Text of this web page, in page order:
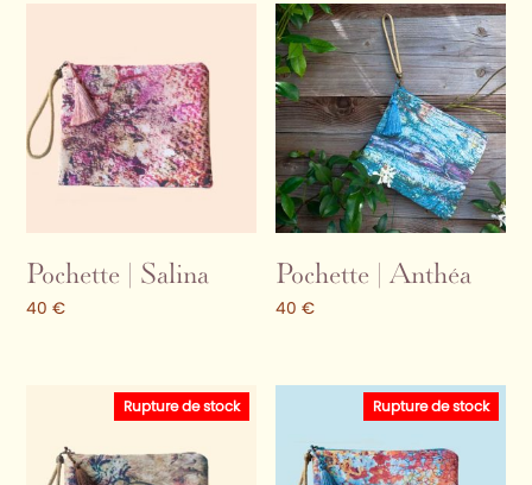
Pochette | Salina
40€
Pochette | Anthéa
40€
Rupture de stock Rupture de stock